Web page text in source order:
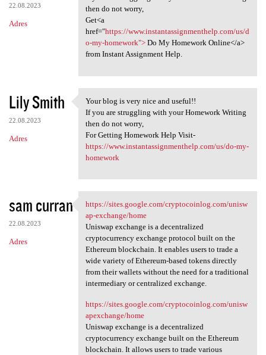
22.08.2023
Adres
then do not worry,
Get<a
href="https://www.instantassignmenthelp.com/us/d
o-my-homework">Do My Homework Online</a>
from Instant Assignment Help.
Lily Smith
22.08.2023
Adres
Your blog is very nice and
Your blog is very nice and useful!!
If you are struggling with your Homework Writing
then do not worry,
For Getting Homework Help Visit-
https://www.instantassignmenthelp.com/us/do-my-
homework
sam curran
22.08.2023
Adres
https://sites.google.com
https://sites.google.com/cryptocoinlog.com/unisw
ap-exchange/home
Uniswap exchange is a decentralized
cryptocurrency exchange protocol built on the
Ethereum blockchain. It enables users to trade a
wide variety of Ethereum-based tokens directly
from their wallets without the need for a traditional
intermediary or centralized exchange.
https://sites.google.com/cryptocoinlog.com/unisw
apexchange/home
Uniswap exchange is a decentralized
cryptocurrency exchange built on the Ethereum
blockchain. It allows users to trade various